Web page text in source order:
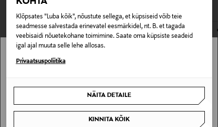
Klõpsates "Luba kõik", nõustute sellega, et küpsiseid võib teie
seadmesse salvestada erinevatel eesmärkidel, nt. B. et tagada
veebisaidi nõuetekohane toimimine. Saate oma küpsiste seadeid
igal ajal muuta selle lehe allosas.
Privaatsuspoliitika
NÄITA DETAILE
KINNITA KÕIK
Pakendi suurus
200 ml
Kategooria
avamata originaalpakendis.
E-POE TAGASTUSED
Stockmann pole Sinu riigis saadaval.
SAAN ARU